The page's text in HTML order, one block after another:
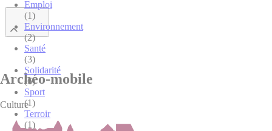
Emploi
(1)
Environnement
(2)
Santé
(3)
Solidarité
(6)
Sport
(1)
Terroir
(1)
Archéo-mobile
Culture